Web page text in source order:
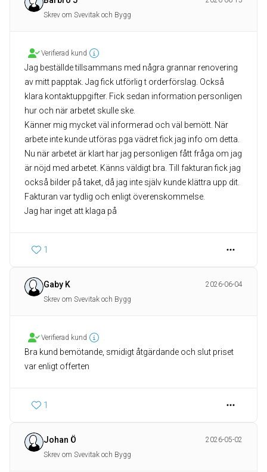
Skrev om Svevitak och Bygg
Verifierad kund
Jag beställde tillsammans med några grannar renovering
av mitt papptak. Jag fick utförlig t orderförslag. Också
klara kontaktuppgifter. Fick sedan information personligen
hur och när arbetet skulle ske.
Känner mig mycket väl informerad och väl bemött. När
arbete inte kunde utföras pga vädret fick jag info om detta.
Nu när arbetet är klart har jag personligen fått fråga om jag
är nöjd med arbetet. Känns väldigt bra. Till fakturan fick jag
också bilder på taket, då jag inte själv kunde klättra upp dit.
Fakturan var tydlig och enligt överenskommelse.
Jag har inget att klaga på
1
Gaby K
2026-06-04
Skrev om Svevitak och Bygg
Verifierad kund
Bra kund bemötande, smidigt åtgärdande och slut priset
var enligt offerten
1
Johan Ö
2026-05-02
Skrev om Svevitak och Bygg